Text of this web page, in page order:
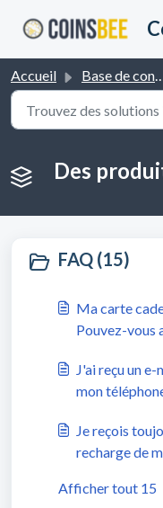
Accueil Base de connaissances
Des
FAQ (15)
Ma carte
Pouvez-vous
J'ai reçu un
mon
Je reçois
recharge de
Afficher tout 15